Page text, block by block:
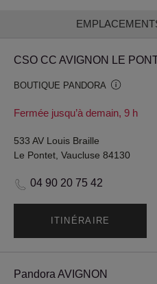
CSO CC AVIGNON LE
BOUTIQUE PANDORA
Fermée jusqu’à demain, 9 h
533 AV Louis Braille
Le Pontet, Vaucluse 84130
04 90 20 75 42
ITINÉRAIRE
Pandora AVIGNON